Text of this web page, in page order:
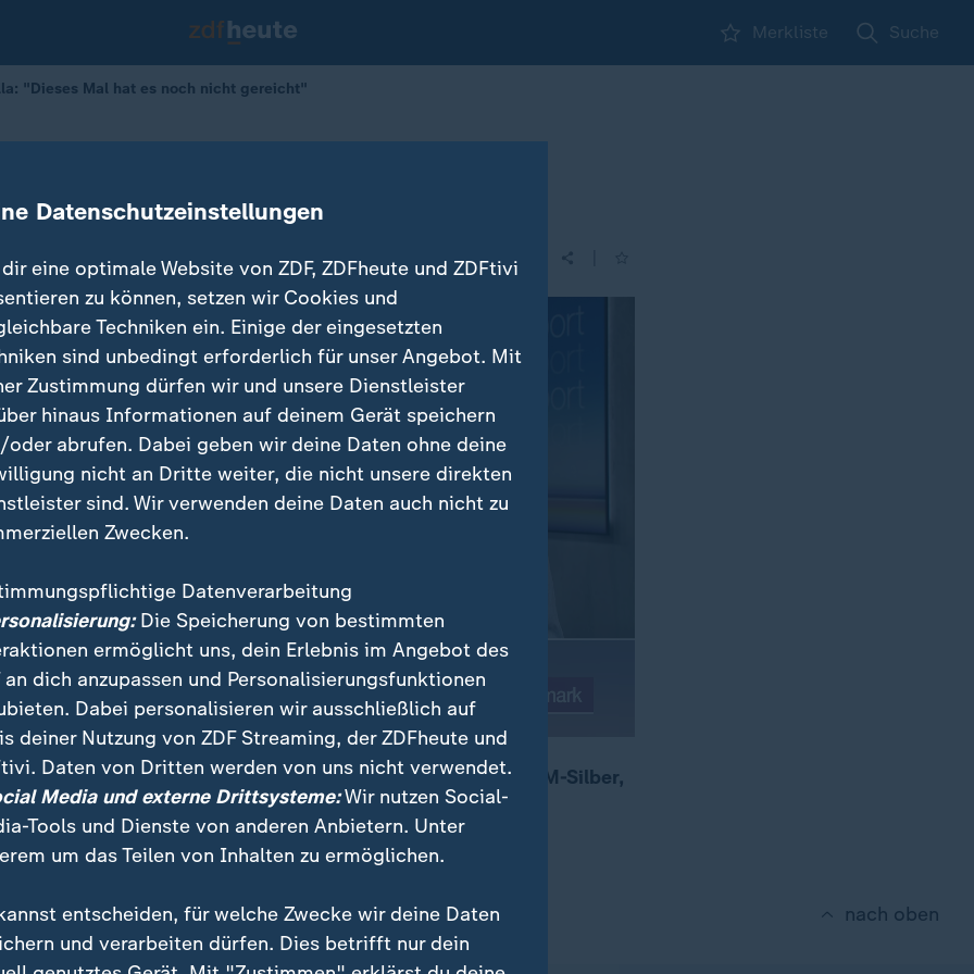
Merkliste Suche
"Dieses Mal hat es noch nicht gereicht"
Mal hat es noch nicht gereicht"
Engels spricht DHB-Kapitän Johannes Golla über das EM-Silber,
Finale und die Heim-WM im nächsten Jahr.
nach oben
Datenschutzeinstellungen
eine optimale Website von ZDF, ZDFheute und ZDFtivi
zu können, setzen wir Cookies und
Techniken ein. Einige der eingesetzten
sind unbedingt erforderlich für unser Angebot. Mit
Zustimmung dürfen wir und unsere Dienstleister
hinaus Informationen auf deinem Gerät speichern
oder abrufen. Dabei geben wir deine Daten ohne deine
nicht an Dritte weiter, die nicht unsere direkten
sind. Wir verwenden deine Daten auch nicht zu
Zwecken.
Datenverarbeitung
Die Speicherung von bestimmten
ermöglicht uns, dein Erlebnis im Angebot des
an dich anzupassen und Personalisierungsfunktionen
Dabei personalisieren wir ausschließlich auf
deiner Nutzung von ZDF Streaming, der ZDFheute und
Daten von Dritten werden von uns nicht verwendet.
Media und externe Drittsysteme:Wir nutzen Social-
Tools und Dienste von anderen Anbietern. Unter
um das Teilen von Inhalten zu ermöglichen.
entscheiden, für welche Zwecke wir deine Daten
und verarbeiten dürfen. Dies betrifft nur dein